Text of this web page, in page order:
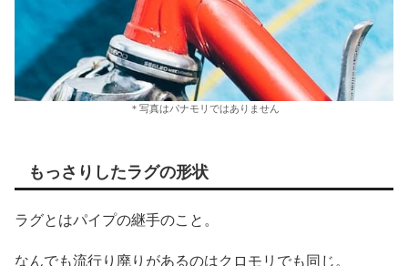
＊写真はパナモリではありません
もっさりしたラグの形状
ラグとはパイプの継手のこと。
なんでも流行り廃りがあるのはクロモリでも同じ。